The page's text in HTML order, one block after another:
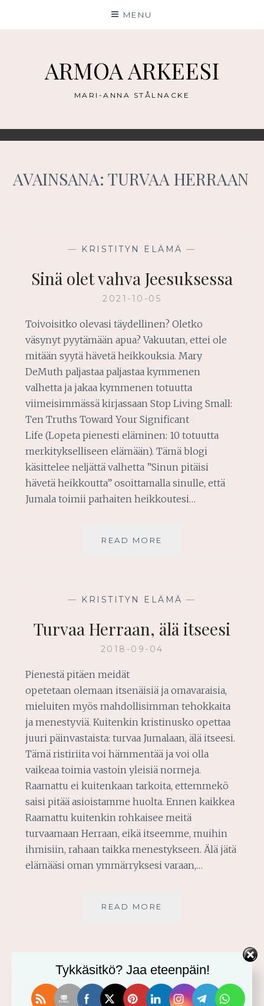
MENU
ARMOA ARKEESI
MARI-ANNA STÅLNACKE
AVAINSANA:TURVAA HERRAAN
— KRISTITYN ELÄMÄ —
Sinä olet vahva Jeesuksessa
2021-10-05
Toivoisitko olevasi täydellinen? Oletko
väsynyt pyytämään apua? Vakuutan, ettei ole
mitään syytä hävetä heikkouksia. Mary
DeMuth paljastaa paljastaa kymmenen
valhetta ja jakaa kymmenen totuutta
viimeisimmässä kirjassaan Stop Living Small:
Ten Truths Toward Your Significant
Life (Lopeta pienesti eläminen: 10 totuutta
merkitykselliseen elämään). Tämä blogi
käsittelee neljättä valhetta ”Sinun pitäisi
hävetä heikkoutta” osoittamalla sinulle, että
Jumala toimii parhaiten heikkoutesi…
READ MORE
— KRISTITYN ELÄMÄ —
Turvaa Herraan, älä itseesi
2018-09-04
Pienestä pitäen meidät
opetetaan olemaan itsenäisiä ja omavaraisia,
mieluiten myös mahdollisimman tehokkaita
ja menestyviä. Kuitenkin kristinusko opettaa
juuri päinvastaista: turvaa Jumalaan, älä itseesi.
Tämä ristiriita voi hämmentää ja voi olla
vaikeaa toimia vastoin yleisiä normeja.
Raamattu ei kuitenkaan tarkoita, ettemmekö
saisi pitää asioistamme huolta. Ennen kaikkea
Raamattu kuitenkin rohkaisee meitä
turvaamaan Herraan, eikä itseemme, muihin
ihmisiin, rahaan taikka menestykseen. Älä jätä
elämääsi oman ymmärryksesi varaan,…
READ MORE
TERVETULOA BLOGIINI!
Tykkäsitkö? Jaa eteenpäin!